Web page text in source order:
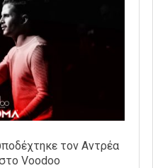
τον Αντρέα
Voodoo